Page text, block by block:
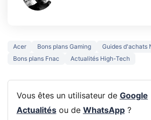
Acer Bons plans Gaming
Guides d'achats
Bons plans Fnac
Actualités High-Tech
Vous êtes un utilisateur de Google
Actualitésou de WhatsApp?